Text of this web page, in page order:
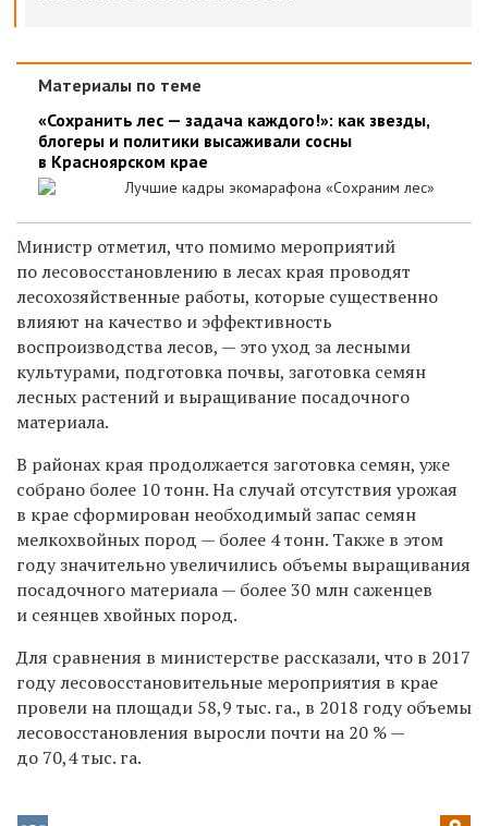
Материалы по теме
«Сохранить лес — задача каждого!»: как звезды,
блогеры и политики высаживали сосны
в Красноярском крае
Лучшие кадры экомарафона «Сохраним лес»
Министр отметил, что помимо мероприятий
по лесовосстановлению в лесах края проводят
лесохозяйственные работы, которые существенно
влияют на качество и эффективность
воспроизводства лесов, — это уход за лесными
культурами, подготовка почвы, заготовка семян
лесных растений и выращивание посадочного
материала.
В районах края продолжается заготовка семян, уже
собрано более 10 тонн. На случай отсутствия урожая
в крае сформирован необходимый запас семян
мелкохвойных пород — более 4 тонн. Также в этом
году значительно увеличились объемы выращивания
посадочного материала — более 30 млн саженцев
и сеянцев хвойных пород.
Для сравнения в министерстве рассказали, что в 2017
году лесовосстановительные мероприятия в крае
провели на площади 58,9 тыс. га., в 2018 году объемы
лесовосстановления выросли почти на 20 % —
до 70,4 тыс. га.